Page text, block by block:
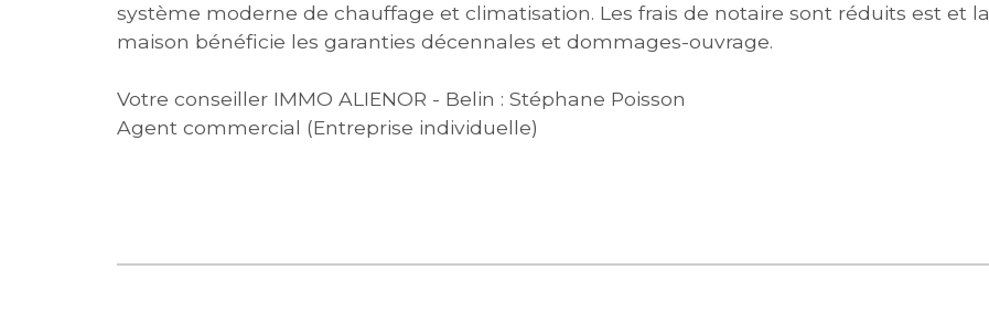
système moderne de chauffage et climatisation. Les frais de notaire sont réduits est et la
maison bénéficie les garanties décennales et dommages-ouvrage.
Votre conseiller IMMO ALIENOR - Belin : Stéphane Poisson
Agent commercial (Entreprise individuelle)